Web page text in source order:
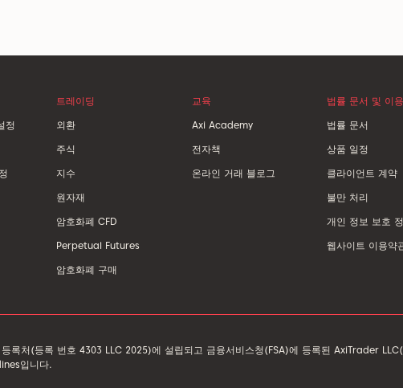
정
트레이딩
외환
주식
지수
원자재
암호화폐 CFD
Perpetual Futures
암호화폐 구매
교육
Axi Academy
전자책
온라인 거래 블로그
법률 문서 및 이
법률 문서
상품 일정
클라이언트 계약
불만 처리
개인 정보 보호
웹사이트 이용약
록처(등록 번호 4303 LLC 2025)에 설립되고 금융서비스청(FSA)에 등록된 AxiTrader
입니다.